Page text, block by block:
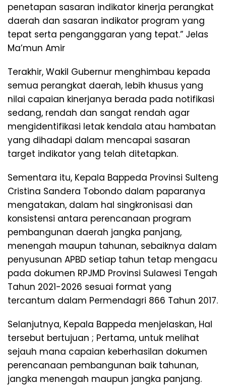
penetapan sasaran indikator kinerja perangkat
daerah dan sasaran indikator program yang
tepat serta penganggaran yang tepat.” Jelas
Ma’mun Amir
Terakhir, Wakil Gubernur menghimbau kepada
semua perangkat daerah, lebih khusus yang
nilai capaian kinerjanya berada pada notifikasi
sedang, rendah dan sangat rendah agar
mengidentifikasi letak kendala atau hambatan
yang dihadapi dalam mencapai sasaran
target indikator yang telah ditetapkan.
Sementara itu, Kepala Bappeda Provinsi Sulteng
Cristina Sandera Tobondo dalam paparanya
mengatakan, dalam hal singkronisasi dan
konsistensi antara perencanaan program
pembangunan daerah jangka panjang,
menengah maupun tahunan, sebaiknya dalam
penyusunan APBD setiap tahun tetap mengacu
pada dokumen RPJMD Provinsi Sulawesi Tengah
Tahun 2021-2026 sesuai format yang
tercantum dalam Permendagri 866 Tahun 2017.
Selanjutnya, Kepala Bappeda menjelaskan, Hal
tersebut bertujuan ; Pertama, untuk melihat
sejauh mana capaian keberhasilan dokumen
perencanaan pembangunan baik tahunan,
jangka menengah maupun jangka panjang.